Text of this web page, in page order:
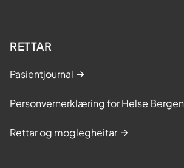
RETTAR
Pasientjournal
Personvernerklæring for Helse Bergen
Rettar og moglegheitar